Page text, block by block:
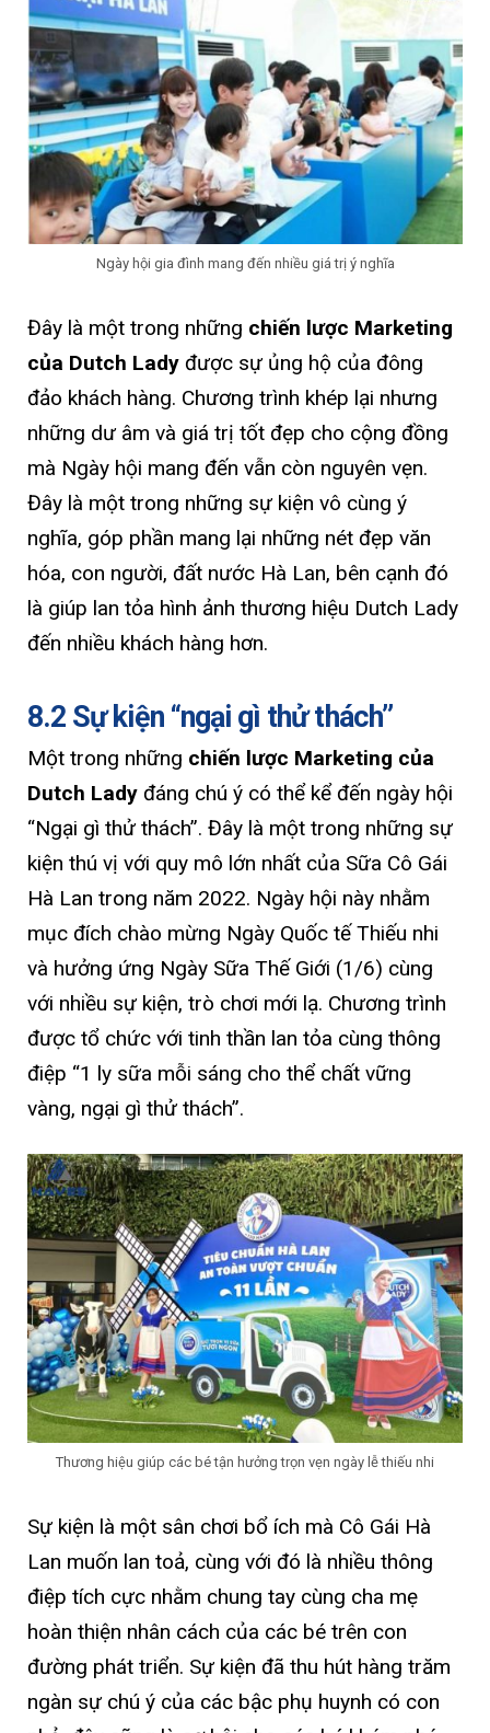
Ngày hội gia đình mang đến nhiều giá trị ý nghĩa
Đây là một trong những chiến lược Marketing
của Dutch Lady được sự ủng hộ của đông
đảo khách hàng. Chương trình khép lại nhưng
những dư âm và giá trị tốt đẹp cho cộng đồng
mà Ngày hội mang đến vẫn còn nguyên vẹn.
Đây là một trong những sự kiện vô cùng ý
nghĩa, góp phần mang lại những nét đẹp văn
hóa, con người, đất nước Hà Lan, bên cạnh đó
là giúp lan tỏa hình ảnh thương hiệu Dutch Lady
đến nhiều khách hàng hơn.
8.2 Sự kiện “ngại gì thử thách”
Một trong những chiến lược Marketing của
Dutch Lady đáng chú ý có thể kể đến ngày hội
“Ngại gì thử thách”. Đây là một trong những sự
kiện thú vị với quy mô lớn nhất của Sữa Cô Gái
Hà Lan trong năm 2022. Ngày hội này nhằm
mục đích chào mừng Ngày Quốc tế Thiếu nhi
và hưởng ứng Ngày Sữa Thế Giới (1/6) cùng
với nhiều sự kiện, trò chơi mới lạ. Chương trình
được tổ chức với tinh thần lan tỏa cùng thông
điệp “1 ly sữa mỗi sáng cho thể chất vững
vàng, ngại gì thử thách”.
Thương hiệu giúp các bé tận hưởng trọn vẹn ngày lễ thiếu nhi
Sự kiện là một sân chơi bổ ích mà Cô Gái Hà
Lan muốn lan toả, cùng với đó là nhiều thông
điệp tích cực nhằm chung tay cùng cha mẹ
hoàn thiện nhân cách của các bé trên con
đường phát triển. Sự kiện đã thu hút hàng trăm
ngàn sự chú ý của các bậc phụ huynh có con